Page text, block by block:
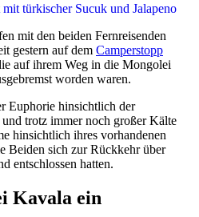
türkischer Sucuk und Jalapeno
mit den beiden Fernreisenden
gestern auf dem Camperstopp
auf ihrem Weg in die Mongolei
worden waren.
Euphorie hinsichtlich der
trotz immer noch großer Kälte
hinsichtlich ihres vorhandenen
Beiden sich zur Rückkehr über
entschlossen hatten.
Kavala ein